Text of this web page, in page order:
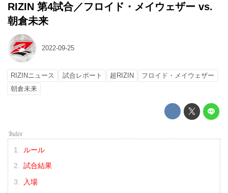
RIZIN 第4試合／フロイド・メイウェザー vs.
朝倉未来
2022-09-25
RIZINニュース 試合レポート 超RIZIN
フロイド・メイウェザー
朝倉未来
ルール
試合結果
入場